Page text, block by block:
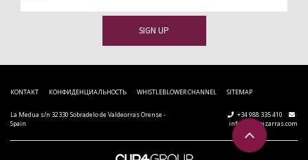
KONTAKT КОНФИДЕНЦИАЛЬНОСТЬ WHISTLEBLOWER CHANNEL SITEMAP
La Medua s/n 32330 Sobradelo de Valdeorras Orense -
Spain
+34 988 335 410
info@cupapizarras.com